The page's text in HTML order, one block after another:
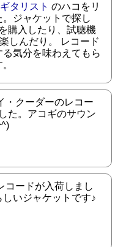
タリスト のハコをリ
ジャケットで探し
購入したり、試聴機
しんだり。 レコード
気分を味わえてもら
・クーダーのレコー
た。アコギのサウン
コードが入荷しまし
いジャケットです♪